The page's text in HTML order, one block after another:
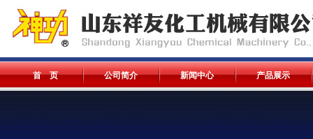
首 页 公司简介 新闻中心 产品展示